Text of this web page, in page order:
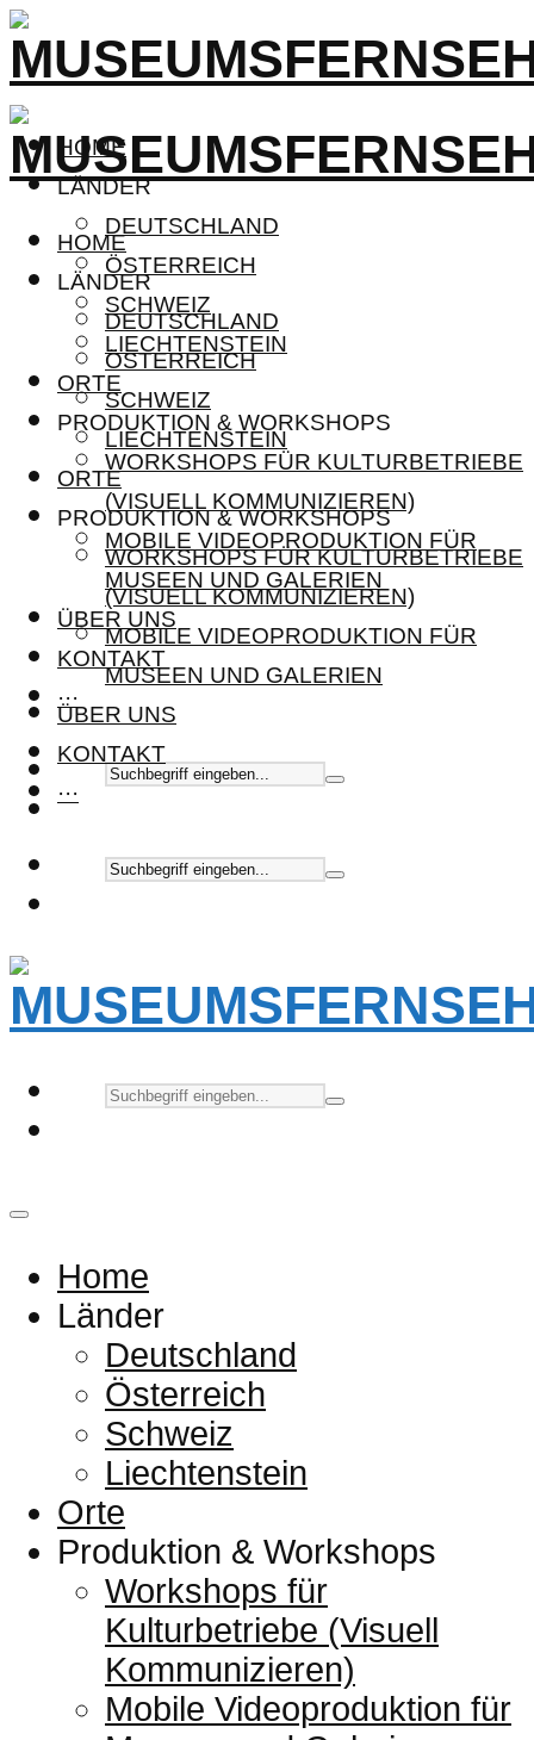
HOME
LÄNDER
DEUTSCHLAND
ÖSTERREICH
SCHWEIZ
LIECHTENSTEIN
ORTE
PRODUKTION & WORKSHOPS
WORKSHOPS FÜR KULTURBETRIEBE
(VISUELL KOMMUNIZIEREN)
MOBILE VIDEOPRODUKTION FÜR
MUSEEN UND GALERIEN
ÜBER UNS
KONTAKT
···
HOME
LÄNDER
DEUTSCHLAND
ÖSTERREICH
SCHWEIZ
LIECHTENSTEIN
ORTE
PRODUKTION & WORKSHOPS
WORKSHOPS FÜR KULTURBETRIEBE
(VISUELL KOMMUNIZIEREN)
MOBILE VIDEOPRODUKTION FÜR
MUSEEN UND GALERIEN
ÜBER UNS
KONTAKT
···
Home
Länder
Deutschland
Österreich
Schweiz
Liechtenstein
Orte
Produktion & Workshops
Workshops für
Kulturbetriebe (Visuell
Kommunizieren)
Mobile Videoproduktion für